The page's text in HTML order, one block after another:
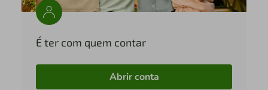
É ter com quem contar
Abrir conta